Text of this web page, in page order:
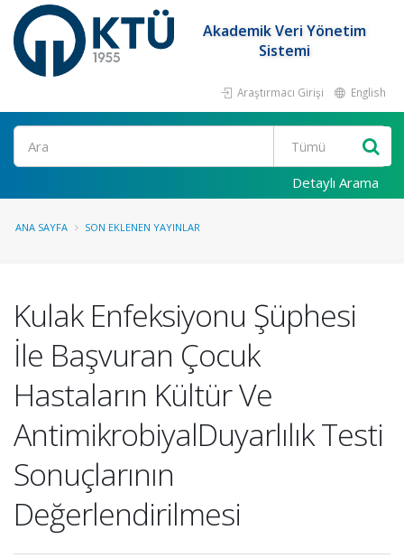
Akademik Veri Yönetim
Sistemi
Araştırmacı Girişi English
Ara
Detaylı Arama
ANA SAYFA SON EKLENEN YAYINLAR
Kulak Enfeksiyonu Şüphesi
İle Başvuran Çocuk
Hastaların Kültür Ve
AntimikrobiyalDuyarlılık Testi
Sonuçlarının
Değerlendirilmesi